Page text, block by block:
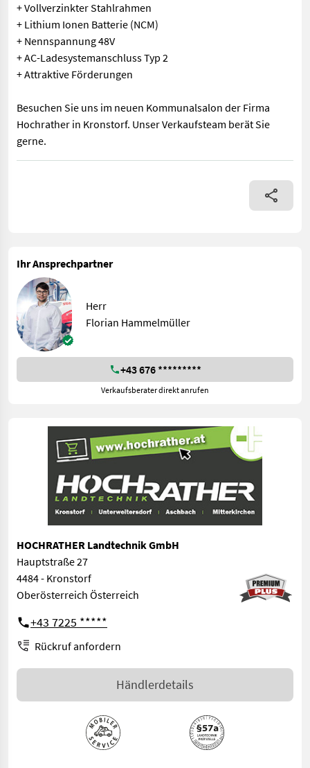
+ Vollverzinkter Stahlrahmen
+ Lithium Ionen Batterie (NCM)
+ Nennspannung 48V
+ AC-Ladesystemanschluss Typ 2
+ Attraktive Förderungen
Besuchen Sie uns im neuen Kommunalsalon der Firma
Hochrather in Kronstorf. Unser Verkaufsteam berät Sie
gerne.
Neumaschine EVUM ACAR E-Pritsche Ausstattung: +
Ihr Ansprechpartner
Herr
Florian Hammelmüller
+43 676 *********
Verkaufsberater direkt anrufen
HOCHRATHER Landtechnik GmbH
Hauptstraße 27
4484 - Kronstorf
Oberösterreich Österreich
+43 7225 *****
Rückruf anfordern
Händlerdetails